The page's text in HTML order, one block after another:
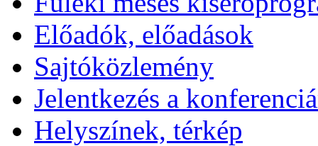
Előadók, előadások
Sajtóközlemény
Jelentkezés a
Helyszínek, térkép